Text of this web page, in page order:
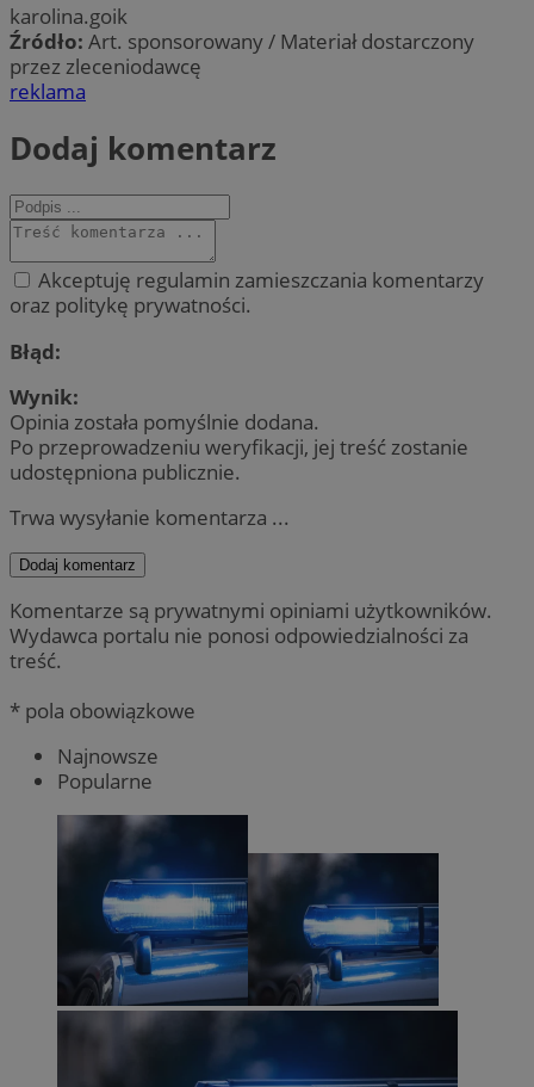
karolina.goik
Źródło: Art. sponsorowany / Materiał dostarczony
przez zleceniodawcę
reklama
Dodaj komentarz
Akceptuję regulamin zamieszczania komentarzy
oraz politykę prywatności.
Błąd:
Wynik:
Opinia została pomyślnie dodana.
Po przeprowadzeniu weryfikacji, jej treść zostanie
udostępniona publicznie.
Trwa wysyłanie komentarza ...
Dodaj komentarz
Komentarze są prywatnymi opiniami użytkowników.
Wydawca portalu nie ponosi odpowiedzialności za
treść.
* pola obowiązkowe
Najnowsze
Popularne